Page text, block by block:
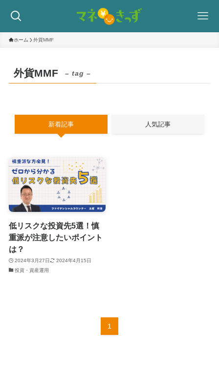
ホーム 外貨MMF
外貨MMF – tag –
新着記事 人気記事
低リスクな投資先5選！慎
重派が注意したいポイント
は？
2024年3月27日
2024年4月15日
投資・資産運用
1